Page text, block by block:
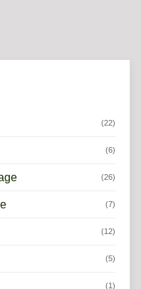
(22)
(6)
(26)
(7)
(12)
(5)
(1)